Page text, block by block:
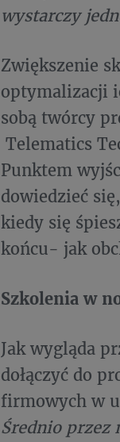
wystarczy
Zwiększenie
optymalizacji
sobą twórcy
Telematics
Punktem
dowiedzieć
kiedy się
końcu- jak
Szkolenia w
Jak wygląda
dołączyć do
firmowych w
Średnio przez